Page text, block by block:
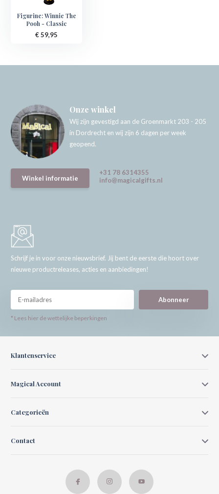
Figurine: Winnie The
Pooh - Classic
€ 59,95
Onze winkel
Wij zijn gevestigd aan de Groenmarkt 203 - 205
in Dordrecht en wij zijn 6 dagen per week
geopend.
Winkel informatie
+31 78 6314355
info@magicalgifts.nl
Schrijf je in voor onze nieuwsbrief. Jij bent de eerste die hoort over
nieuwe productreleases, acties en aanbiedingen!
Abonneer
* Lees hier de wettelijke beperkingen
Klantenservice
Magical Account
Categorieën
Contact